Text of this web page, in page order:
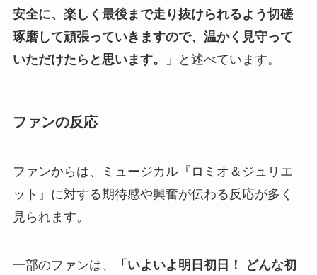
安全に、楽しく最後まで走り抜けられるよう切磋
琢磨して頑張っていきますので、温かく見守って
いただけたらと思います。」
と述べています。
ファンの反応
ファンからは、ミュージカル『ロミオ＆ジュリエ
ット』に対する期待感や興奮が伝わる反応が多く
見られます。
一部のファンは、
「いよいよ明日初日！ どんな初